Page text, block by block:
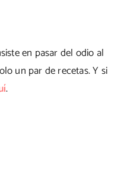
en pasar del odio al
un par de recetas. Y si
.